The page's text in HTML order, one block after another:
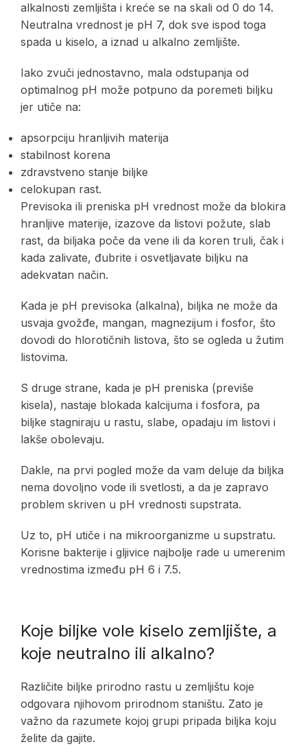
alkalnosti zemljišta i kreće se na skali od 0 do 14.
Neutralna vrednost je pH 7, dok sve ispod toga
spada u kiselo, a iznad u alkalno zemljište.
Iako zvuči jednostavno, mala odstupanja od
optimalnog pH može potpuno da poremeti biljku
jer utiče na:
apsorpciju hranljivih materija
stabilnost korena
zdravstveno stanje biljke
celokupan rast.
Previsoka ili preniska pH vrednost može da blokira
hranljive materije, izazove da listovi požute, slab
rast, da biljaka poče da vene ili da koren truli, čak i
kada zalivate, đubrite i osvetljavate biljku na
adekvatan način.
Kada je pH previsoka (alkalna), biljka ne može da
usvaja gvožđe, mangan, magnezijum i fosfor, što
dovodi do hlorotičnih listova, što se ogleda u žutim
listovima.
S druge strane, kada je pH preniska (previše
kisela), nastaje blokada kalcijuma i fosfora, pa
biljke stagniraju u rastu, slabe, opadaju im listovi i
lakše obolevaju.
Dakle, na prvi pogled može da vam deluje da biljka
nema dovoljno vode ili svetlosti, a da je zapravo
problem skriven u pH vrednosti supstrata.
Uz to, pH utiče i na mikroorganizme u supstratu.
Korisne bakterije i gljivice najbolje rade u umerenim
vrednostima između pH 6 i 7.5.
Koje biljke vole kiselo zemljište, a
koje neutralno ili alkalno?
Različite biljke prirodno rastu u zemljištu koje
odgovara njihovom prirodnom staništu. Zato je
važno da razumete kojoj grupi pripada biljka koju
želite da gajite.